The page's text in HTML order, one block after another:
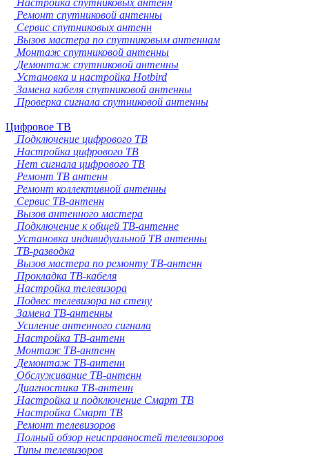
Настройка спутниковых антенн
Ремонт спутниковой антенны
Сервис спутниковых антенн
Вызов мастера по спутниковым антеннам
Монтаж спутниковой антенны
Демонтаж спутниковой антенны
Установка и настройка Hotbird
Замена кабеля спутниковой антенны
Проверка сигнала спутниковой антенны
Цифровое ТВ
Подключение цифрового ТВ
Настройка цифрового ТВ
Нет сигнала цифрового ТВ
Ремонт ТВ антенн
Ремонт коллективной антенны
Сервис ТВ-антенн
Вызов антенного мастера
Подключение к общей ТВ-антенне
Установка индивидуальной ТВ антенны
ТВ-разводка
Вызов мастера по ремонту ТВ-антенн
Прокладка ТВ-кабеля
Настройка телевизора
Подвес телевизора на стену
Замена ТВ-антенны
Усиление антенного сигнала
Настройка ТВ-антенн
Монтаж ТВ-антенн
Демонтаж ТВ-антенн
Обслуживание ТВ-антенн
Диагностика ТВ-антенн
Настройка и подключение Смарт ТВ
Настройка Смарт ТВ
Ремонт телевизоров
Полный обзор неисправностей телевизоров
Типы телевизоров